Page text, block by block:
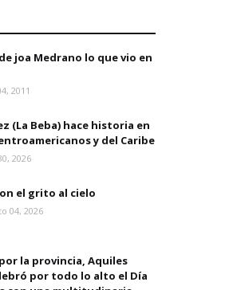
joa Medrano lo que vio en
2011
(La Beba) hace historia en
y del Caribe
2026
el grito al cielo
04, 2026
la provincia, Aquiles
por todo lo alto el Día